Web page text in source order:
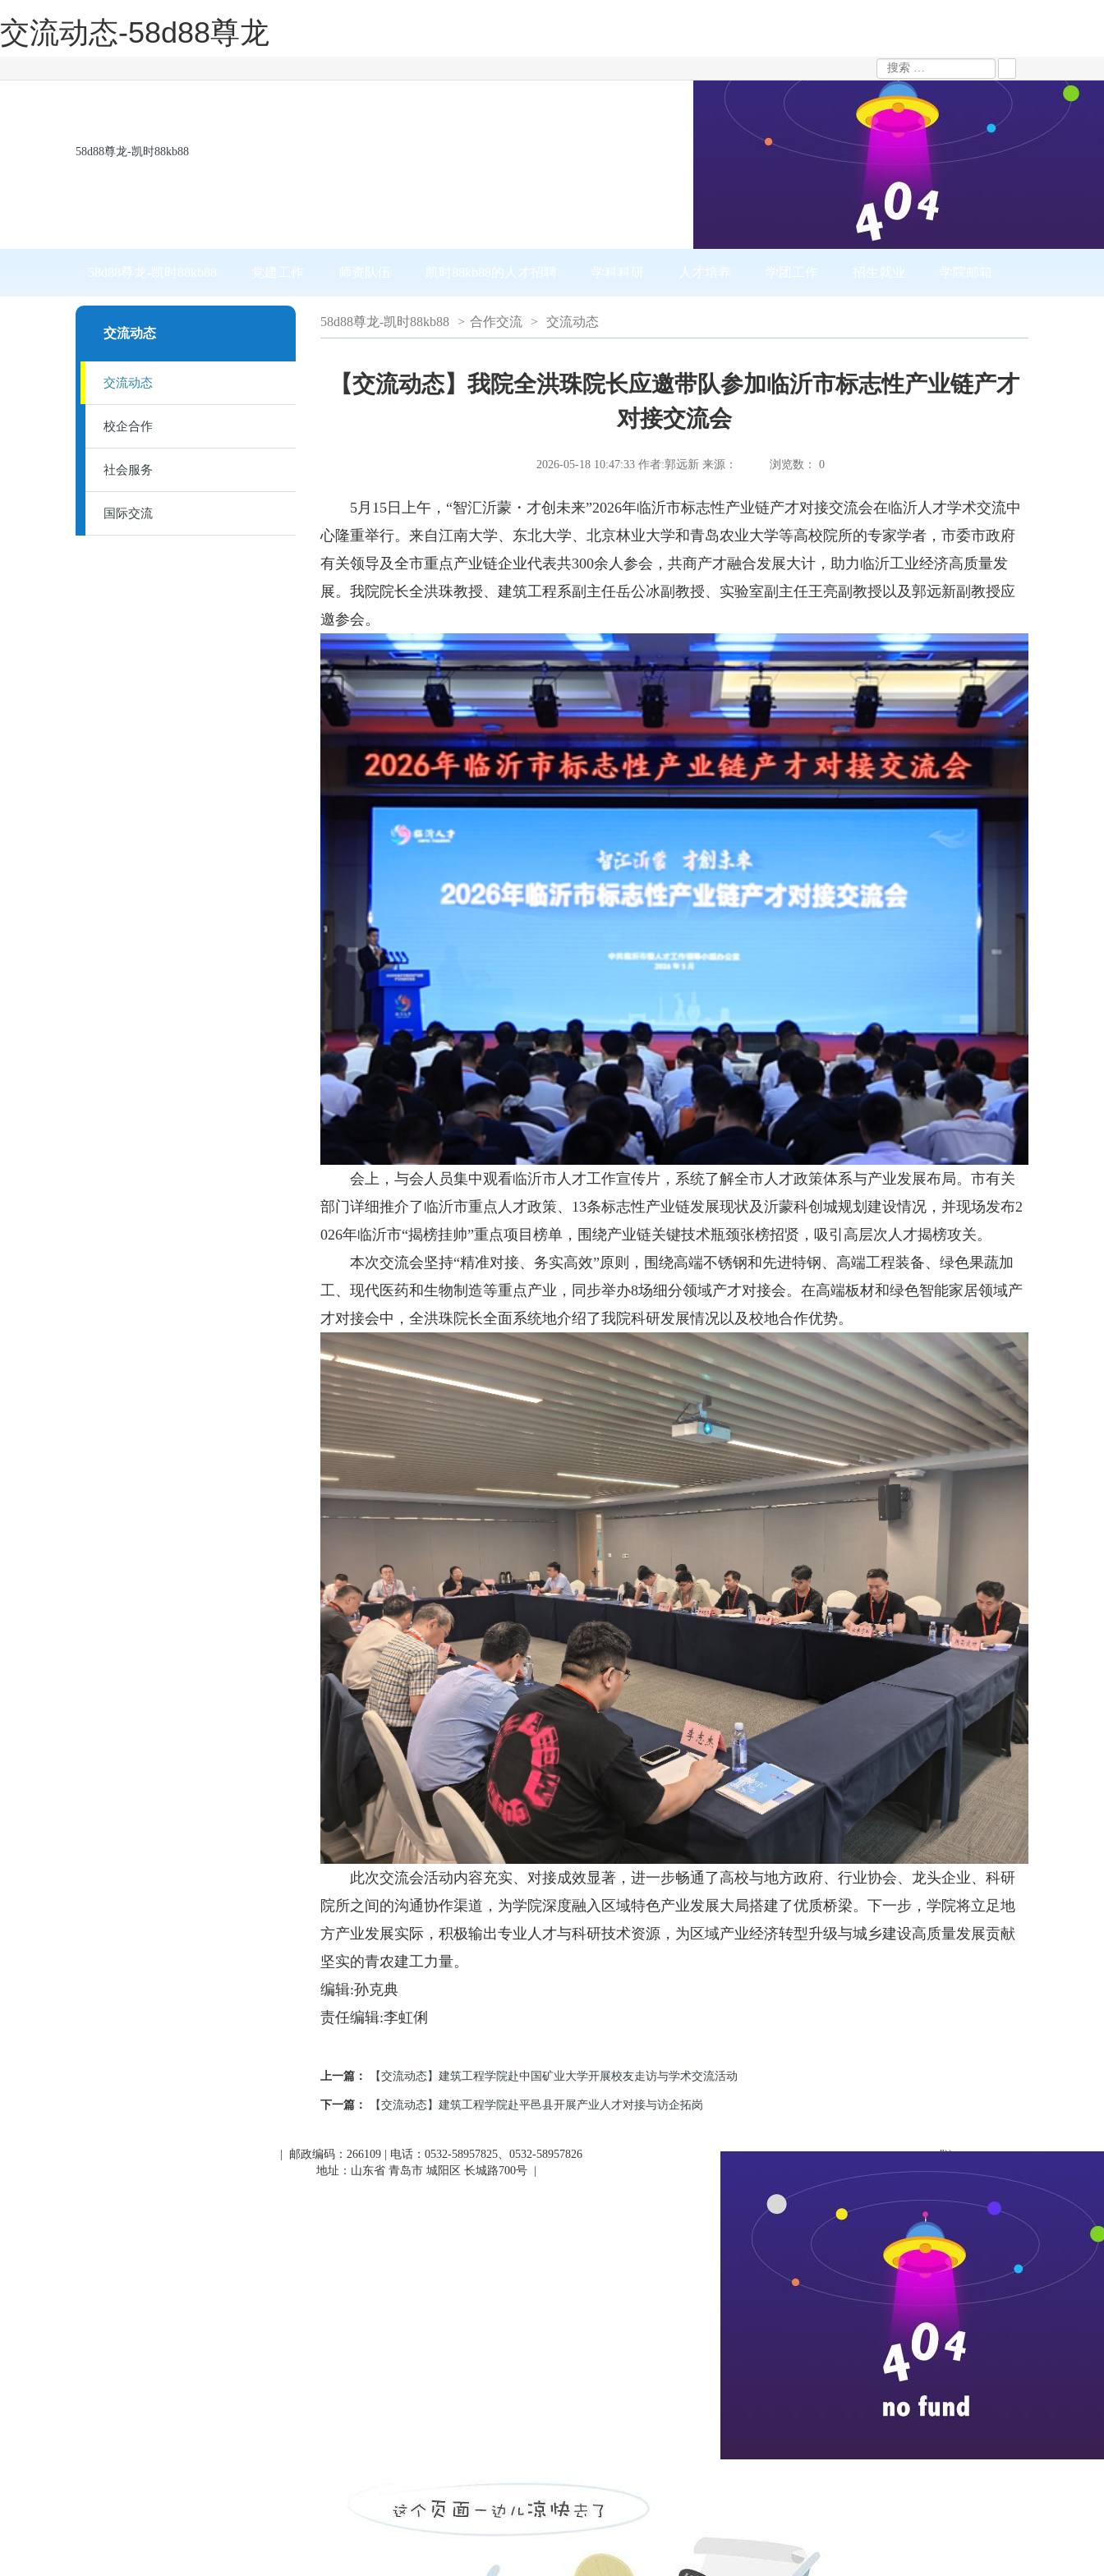
交流动态-58d88尊龙
58d88尊龙-凯时88kb88
58d88尊龙-凯时88kb88 党建工作 师资队伍 凯时88kb88的人才招聘 学科科研 人才培养 学团工作 招生就业 学院邮箱
交流动态
交流动态
校企合作
社会服务
国际交流
58d88尊龙-凯时88kb88 > 合作交流 > 交流动态
【交流动态】我院全洪珠院长应邀带队参加临沂市标志性产业链产才
对接交流会
2026-05-18 10:47:33 作者:郭远新 来源： 浏览数：0
5月15日上午，“智汇沂蒙・才创未来”2026年临沂市标志性产业链产才对接交流会在临沂人才学术交流中
心隆重举行。来自江南大学、东北大学、北京林业大学和青岛农业大学等高校院所的专家学者，市委市政府
有关领导及全市重点产业链企业代表共300余人参会，共商产才融合发展大计，助力临沂工业经济高质量发
展。我院院长全洪珠教授、建筑工程系副主任岳公冰副教授、实验室副主任王亮副教授以及郭远新副教授应
邀参会。
会上，与会人员集中观看临沂市人才工作宣传片，系统了解全市人才政策体系与产业发展布局。市有关
部门详细推介了临沂市重点人才政策、13条标志性产业链发展现状及沂蒙科创城规划建设情况，并现场发布2
026年临沂市“揭榜挂帅”重点项目榜单，围绕产业链关键技术瓶颈张榜招贤，吸引高层次人才揭榜攻关。
本次交流会坚持“精准对接、务实高效”原则，围绕高端不锈钢和先进特钢、高端工程装备、绿色果蔬加
工、现代医药和生物制造等重点产业，同步举办8场细分领域产才对接会。在高端板材和绿色智能家居领域产
才对接会中，全洪珠院长全面系统地介绍了我院科研发展情况以及校地合作优势。
此次交流会活动内容充实、对接成效显著，进一步畅通了高校与地方政府、行业协会、龙头企业、科研
院所之间的沟通协作渠道，为学院深度融入区域特色产业发展大局搭建了优质桥梁。下一步，学院将立足地
方产业发展实际，积极输出专业人才与科研技术资源，为区域产业经济转型升级与城乡建设高质量发展贡献
坚实的青农建工力量。
编辑:孙克典
责任编辑:李虹俐
上一篇： 【交流动态】建筑工程学院赴中国矿业大学开展校友走访与学术交流活动
下一篇： 【交流动态】建筑工程学院赴平邑县开展产业人才对接与访企拓岗
| 邮政编码：266109 | 电话：0532-58957825、0532-58957826
地址：山东省 青岛市 城阳区 长城路700号
"));